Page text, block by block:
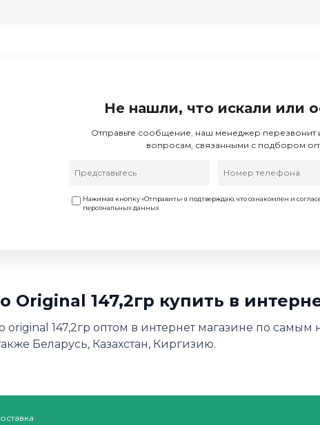
Не нашли, что искали или
Отправьте сообщение, наш менеджер перезвонит
вопросам, связанными с подбором
Нажимая кнопку «Отправить» я подтверждаю, что ознакомлен и
персональных данных
Original 147,2гр купить в
original 147,2гр оптом в интернет магазине по
Беларусь, Казахстан, Киргизию.